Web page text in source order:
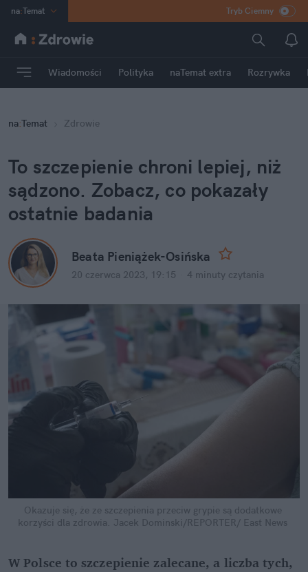
na:Temat
INN Poland
mama
Rozrywka
Tryb Ciemny
Wiadomości Polityka naTemat extra Rozrywka
na:Temat Zdrowie
To szczepienie chroni lepiej, niż
sądzono. Zobacz, co pokazały
ostatnie badania
Beata Pieniążek-Osińska
20 czerwca 2023, 19:15 4 minuty czytania
Okazuje się, że ze szczepienia przeciw grypie są dodatkowe
korzyści dla zdrowia. Jacek Dominski/REPORTER/ East News
W Polsce to szczepienie zalecane, a liczba tych,